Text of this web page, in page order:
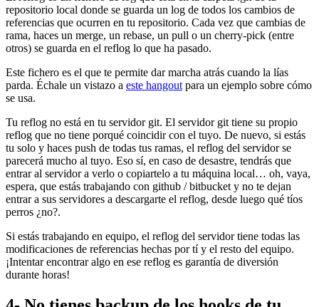
repositorio local donde se guarda un log de todos los cambios de
referencias que ocurren en tu repositorio. Cada vez que cambias de
rama, haces un merge, un rebase, un pull o un cherry-pick (entre
otros) se guarda en el reflog lo que ha pasado.
Este fichero es el que te permite dar marcha atrás cuando la lías
parda. Échale un vistazo a este hangout para un ejemplo sobre cómo
se usa.
Tu reflog no está en tu servidor git. El servidor git tiene su propio
reflog que no tiene porqué coincidir con el tuyo. De nuevo, si estás
tu solo y haces push de todas tus ramas, el reflog del servidor se
parecerá mucho al tuyo. Eso sí, en caso de desastre, tendrás que
entrar al servidor a verlo o copiartelo a tu máquina local… oh, vaya,
espera, que estás trabajando con github / bitbucket y no te dejan
entrar a sus servidores a descargarte el reflog, desde luego qué tíos
perros ¿no?.
Si estás trabajando en equipo, el reflog del servidor tiene todas las
modificaciones de referencias hechas por tí y el resto del equipo.
¡Intentar encontrar algo en ese reflog es garantía de diversión
durante horas!